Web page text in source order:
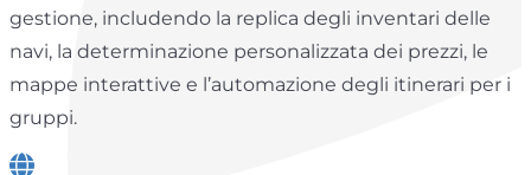
gestione, includendo la replica degli inventari delle
navi, la determinazione personalizzata dei prezzi, le
mappe interattive e l’automazione degli itinerari per i
gruppi.